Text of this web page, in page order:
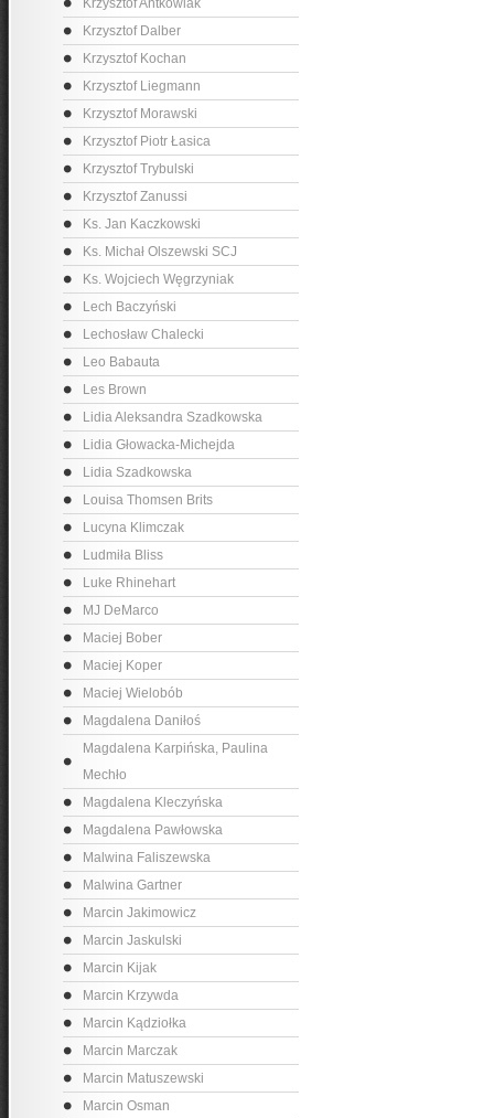
Krzysztof Antkowiak
Krzysztof Dalber
Krzysztof Kochan
Krzysztof Liegmann
Krzysztof Morawski
Krzysztof Piotr Łasica
Krzysztof Trybulski
Krzysztof Zanussi
Ks. Jan Kaczkowski
Ks. Michał Olszewski SCJ
Ks. Wojciech Węgrzyniak
Lech Baczyński
Lechosław Chalecki
Leo Babauta
Les Brown
Lidia Aleksandra Szadkowska
Lidia Głowacka-Michejda
Lidia Szadkowska
Louisa Thomsen Brits
Lucyna Klimczak
Ludmiła Bliss
Luke Rhinehart
MJ DeMarco
Maciej Bober
Maciej Koper
Maciej Wielobób
Magdalena Daniłoś
Magdalena Karpińska, Paulina
Mechło
Magdalena Kleczyńska
Magdalena Pawłowska
Malwina Faliszewska
Malwina Gartner
Marcin Jakimowicz
Marcin Jaskulski
Marcin Kijak
Marcin Krzywda
Marcin Kądziołka
Marcin Marczak
Marcin Matuszewski
Marcin Osman